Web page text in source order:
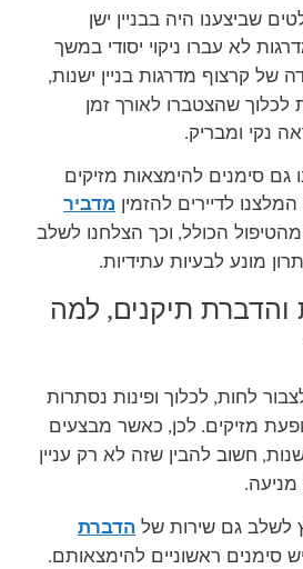
שביצענו היה בבניין ישן
לא עברו ניקוי יסודי במשך
של קרצוף מדרגות בניין ישנות,
לכלוך שהצטברו לאורך זמן
נקי ומבריק.
גם סימנים להימצאות מזיקים
המלצנו לדיירים להזמין מדביר
הכולל, וכך הצלחנו לשלב
מונע לבעיות עתידיות.
והדברת תיקנים, למה
לחות, לכלוך ופינות נסתרות
מזיקים. לכן, כאשר מבצעים
, חשוב להבין שזה לא רק עניין
מניעה.
לשלב גם שירות של הדברת
סימנים ראשוניים להימצאותם.